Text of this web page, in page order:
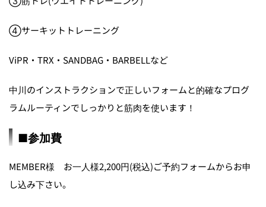
④サーキットトレーニング
ViPR・TRX・SANDBAG・BARBELLなど
中川のインストラクションで正しいフォームと的確なプログ
ラムルーティンでしっかりと筋肉を使います！
■参加費
MEMBER様 お一人様2,200円(税込)ご予約フォームからお申
し込み下さい。